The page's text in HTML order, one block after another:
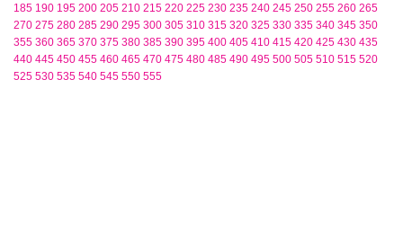
185 190 195 200 205 210 215 220 225 230 235 240 245 250 255 260 265
270 275 280 285 290 295 300 305 310 315 320 325 330 335 340 345 350
355 360 365 370 375 380 385 390 395 400 405 410 415 420 425 430 435
440 445 450 455 460 465 470 475 480 485 490 495 500 505 510 515 520
525 530 535 540 545 550 555